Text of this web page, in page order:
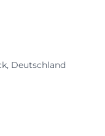
Deutschland